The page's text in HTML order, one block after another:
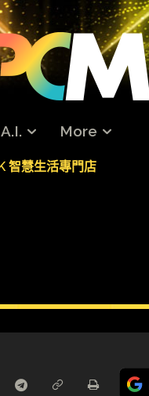
A.I. More
智慧生活專門店